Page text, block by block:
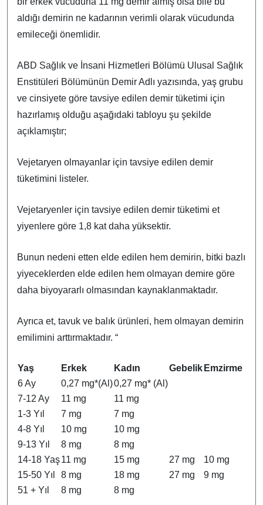
aldığı demirin ne kadarının verimli olarak vücudunda
emileceği önemlidir.
ABD Sağlık ve İnsani Hizmetleri Bölümü Ulusal Sağlık
Enstitüleri Bölümünün Demir Adlı yazısında, yaş grubu
ve cinsiyete göre tavsiye edilen demir tüketimi için
hazırlamış olduğu aşağıdaki tabloyu şu şekilde
açıklamıştır;
Vejetaryen olmayanlar için tavsiye edilen demir
tüketimini listeler.
Vejetaryenler için tavsiye edilen demir tüketimi et
yiyenlere göre 1,8 kat daha yüksektir.
Bunun nedeni etten elde edilen hem demirin, bitki bazlı
yiyeceklerden elde edilen hem olmayan demire göre
daha biyoyararlı olmasından kaynaklanmaktadır.
Ayrıca et, tavuk ve balık ürünleri, hem olmayan demirin
emilimini arttırmaktadır. “
Yaş Erkek Kadın Gebelik Emzirme
6 Ay
0,27 mg*(Al)0,27 mg* (Al)
7-12 Ay
11 mg
11 mg
1-3 Yıl
7 mg
7 mg
4-8 Yıl
10 mg
10 mg
9-13 Yıl
8 mg
8 mg
14-18 Yaş11 mg 15 mg 27 mg
10 mg
15-50 Yıl
8 mg 18 mg 27 mg
9 mg
51 + Yıl
8 mg 8 mg